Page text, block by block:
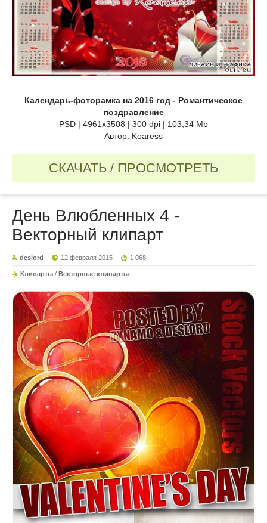
Календарь-фоторамка на 2016 год - Романтическое
поздравление
PSD | 4961x3508 | 300 dpi | 103,34 Mb
Автор: Koaress
СКАЧАТЬ / ПРОСМОТРЕТЬ
День Влюбленных 4 -
Векторный клипарт
deslord 12 февраля 2015 1 068
Клипарты / Векторные клипарты